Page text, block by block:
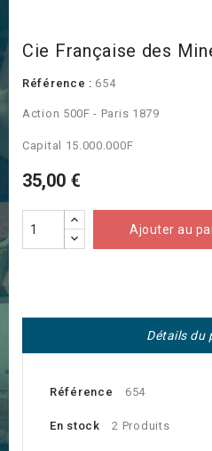
Cie Française des
Référence : 654
Action 500F - Paris 1879
Capital 15.000.000F
35,00 €
Ajouter au
Détails du
Référence 654
En stock 2 Produits